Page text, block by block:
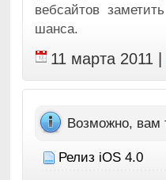
вебсайтов
шанса.
11 марта 2011
Возможно, вам
Релиз iOS 4.0